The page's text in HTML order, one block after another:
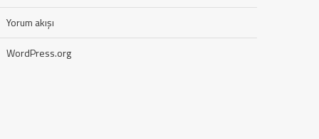
Yorum akışı
WordPress.org